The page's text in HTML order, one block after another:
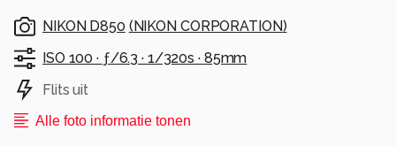
NIKON D850 ( NIKON CORPORATION)
ISO 100 · ƒ/6.3 · 1/320s · 85mm
Flits uit
Alle foto informatie tonen